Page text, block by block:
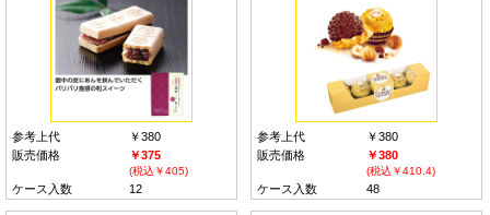
参考上代
￥380
販売価格
￥375
(税込￥405)
ケース入数 12
参考上代
￥380
販売価格
￥380
(税込￥410.4)
ケース入数 48